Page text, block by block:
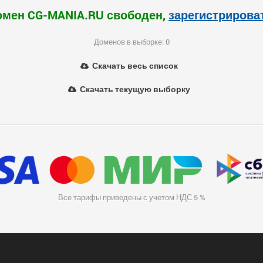
CG-MANIA.RU свободен,
Доменов в выборке: 0
Скачать весь список
Скачать текущую выборку
Все тарифы приведены с учетом НДС 5 %